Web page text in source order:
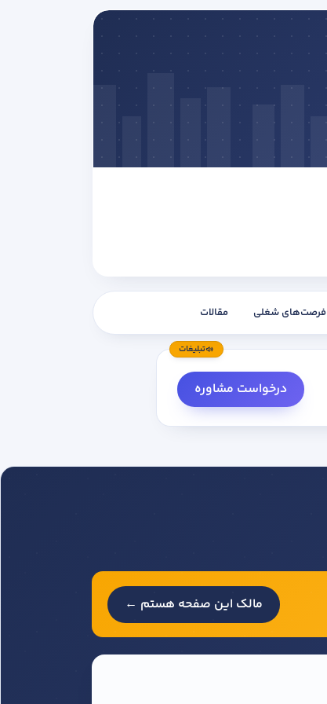
فرصت‌های شغلی مقالات
تبلیغات
درخواست مشاوره
مالک این صفحه هستم ←